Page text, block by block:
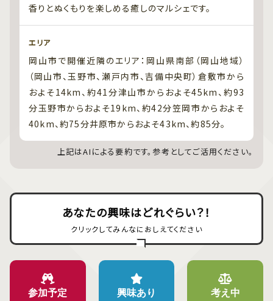
香りとぬくもりを楽しめる癒しのマルシェです。
エリア
岡山市で開催近隣のエリア：岡山県南部（岡山地域）
（岡山市、玉野市、瀬戸内市、吉備中央町）倉敷市から
およそ14km、約41分津山市からおよそ45km、約93
分玉野市からおよそ19km、約42分笠岡市からおよそ
40km、約75分井原市からおよそ43km、約85分。
上記はAIによる要約です。参考としてご活用ください。
あなたの興味はどれぐらい？！
クリックしてみんなにおしえてください
参加予定
興味あり
考え中